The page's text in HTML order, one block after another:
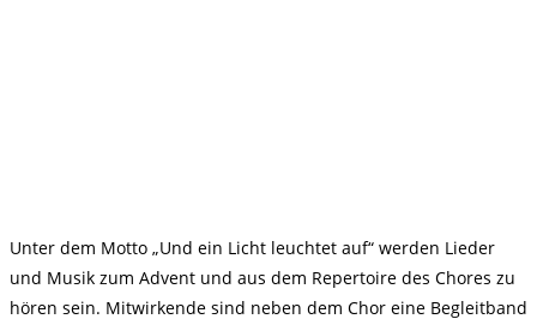
Unter dem Motto „Und ein Licht leuchtet auf“ werden Lieder
und Musik zum Advent und aus dem Repertoire des Chores zu
hören sein. Mitwirkende sind neben dem Chor eine Begleitband